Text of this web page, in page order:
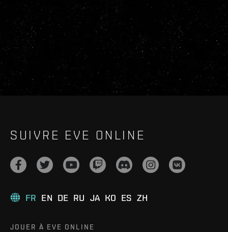
SUIVRE EVE ONLINE
FR EN DE RU JA KO ES ZH
JOUER À EVE ONLINE